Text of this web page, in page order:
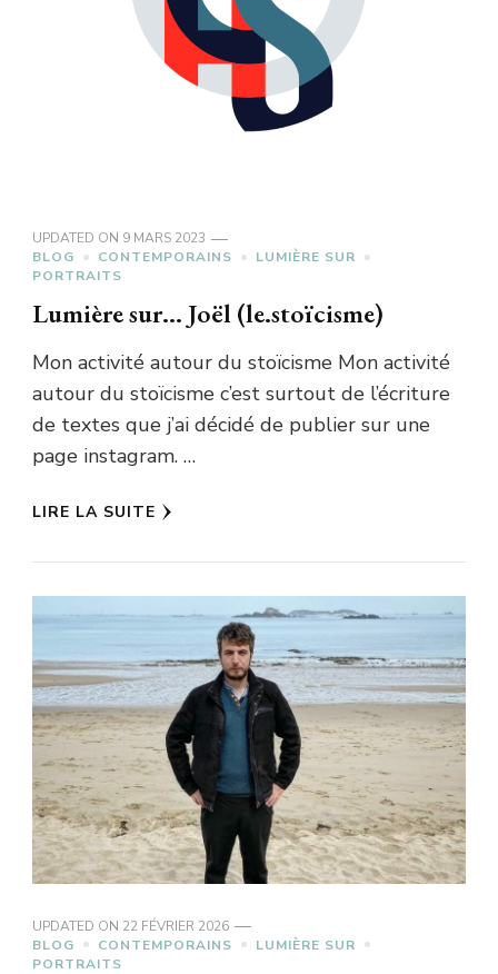
UPDATED ON 9 MARS 2023
BLOG
CONTEMPORAINS
LUMIÈRE SUR
PORTRAITS
Lumière sur… Joël (le.stoïcisme)
Mon activité autour du stoïcisme Mon activité
autour du stoïcisme c’est surtout de l’écriture
de textes que j’ai décidé de publier sur une
page instagram. …
LIRE LA SUITE
UPDATED ON 22 FÉVRIER 2026
BLOG
CONTEMPORAINS
LUMIÈRE SUR
PORTRAITS